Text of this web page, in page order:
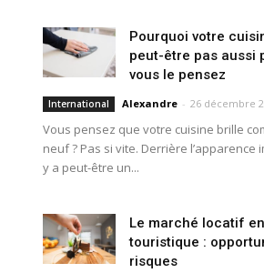
Pourquoi votre
peut-être pas aussi
vous le pensez
International Alexandre - 26 décembre
Vous pensez que votre cuisine brille
neuf ? Pas si vite. Derrière l’apparence
y a peut-être un...
Le marché locatif
touristique :
risques